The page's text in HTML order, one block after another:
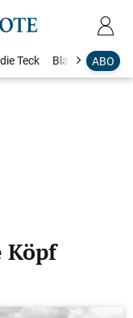
ABO
Teck Blaulicht
Köpf